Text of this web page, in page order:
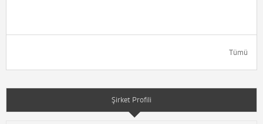
Tümü
Şirket Profili